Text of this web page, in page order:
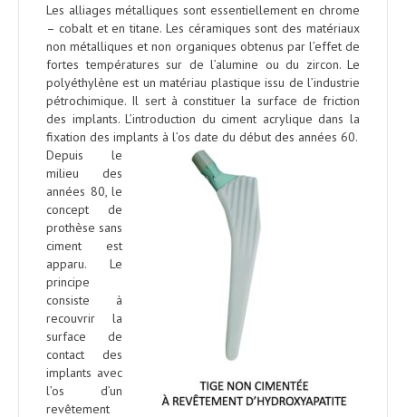
Les alliages métalliques sont essentiellement en chrome
– cobalt et en titane. Les céramiques sont des matériaux
non métalliques et non organiques obtenus par l’effet de
fortes températures sur de l’alumine ou du zircon. Le
polyéthylène est un matériau plastique issu de l’industrie
pétrochimique. Il sert à constituer la surface de friction
des implants. L’introduction du ciment acrylique dans la
fixation des implants à l’os date du début des années 60.
Depuis le
milieu des
années 80, le
concept de
prothèse sans
ciment est
apparu. Le
principe
consiste à
recouvrir la
surface de
contact des
implants avec
l’os d’un
revêtement